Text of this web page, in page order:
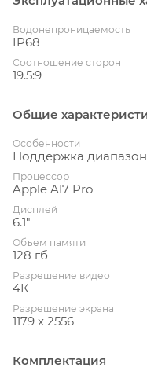
Водонепроницаемость
IP68
Соотношение сторон
19.5:9
Общие
Особенности
Поддержка
Процессор
Apple A17 Pro
Дисплей
6.1"
Объем памяти
128 гб
Разрешение видео
4К
Разрешение экрана
1179 x 2556
Комплектация